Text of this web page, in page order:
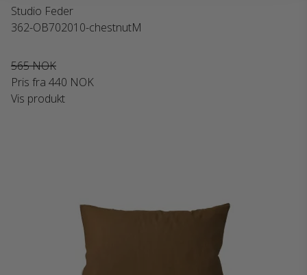
Studio Feder
362-OB702010-chestnutM
565 NOK
Pris fra 440 NOK
Vis produkt